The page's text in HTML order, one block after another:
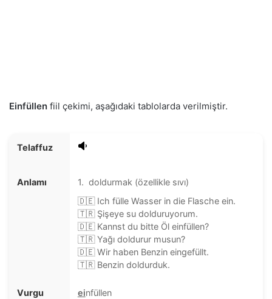
Einfüllen fiil çekimi, aşağıdaki tablolarda verilmiştir.
Telaffuz
Anlamı
1. doldurmak (özellikle sıvı)
🇩🇪 Ich fülle Wasser in die Flasche ein.
🇹🇷 Şişeye su dolduruyorum.
🇩🇪 Kannst du bitte Öl einfüllen?
🇹🇷 Yağı doldurur musun?
🇩🇪 Wir haben Benzin eingefüllt.
🇹🇷 Benzin doldurduk.
Vurgu einfüllen